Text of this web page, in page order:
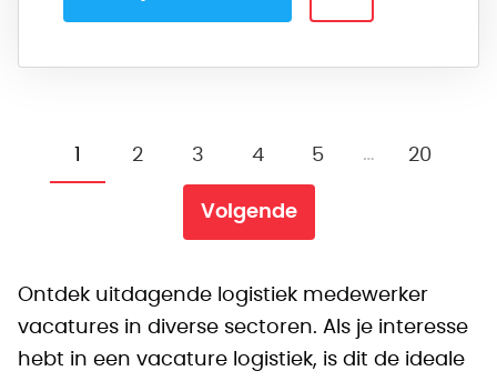
2 3 4 5 … 20
Volgende
Ontdek uitdagende logistiek medewerker
vacatures in diverse sectoren. Als je interesse
hebt in een vacature logistiek, is dit de ideale